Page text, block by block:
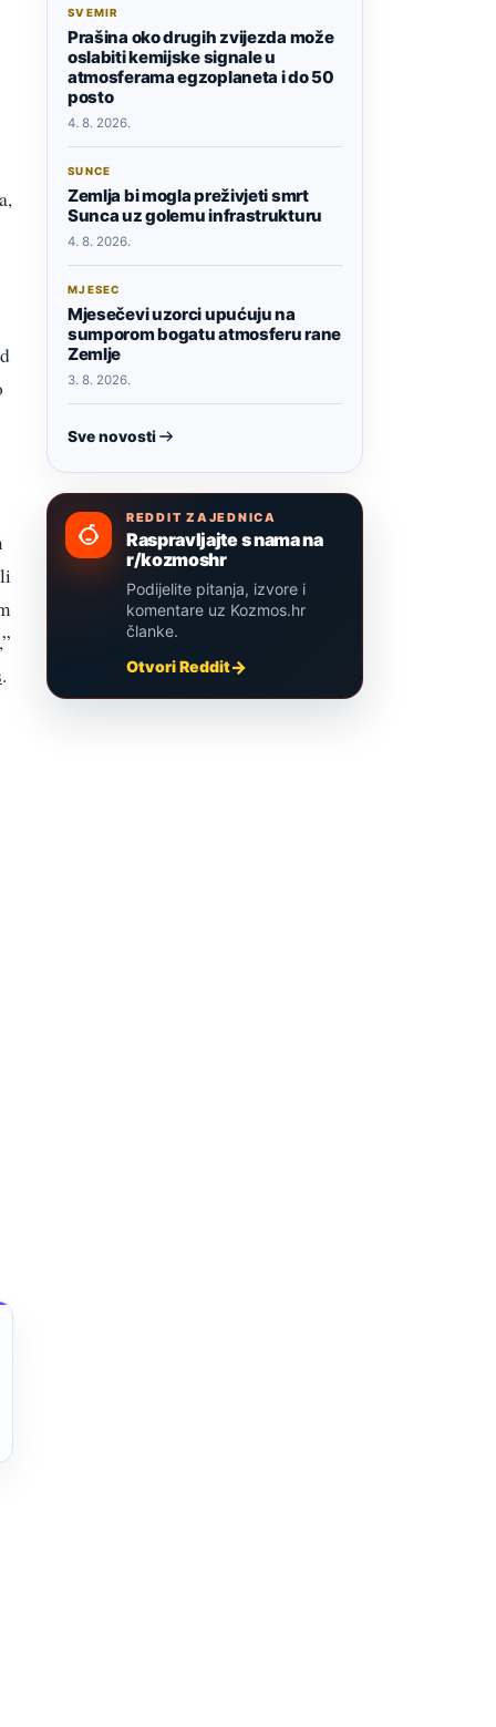
.
SVEMIR
Prašina oko drugih zvijezda može
oslabiti kemijske signale u
atmosferama egzoplaneta i do 50
posto
4. 8. 2026.
SUNCE
Zemlja bi mogla preživjeti smrt
Sunca uz golemu infrastrukturu
4. 8. 2026.
MJESEC
Mjesečevi uzorci upućuju na
sumporom bogatu atmosferu rane
Zemlje
3. 8. 2026.
Sve novosti
REDDIT ZAJEDNICA
Raspravljajte s nama na
r/kozmoshr
Podijelite pitanja, izvore i
komentare uz Kozmos.hr
članke.
Otvori Reddit